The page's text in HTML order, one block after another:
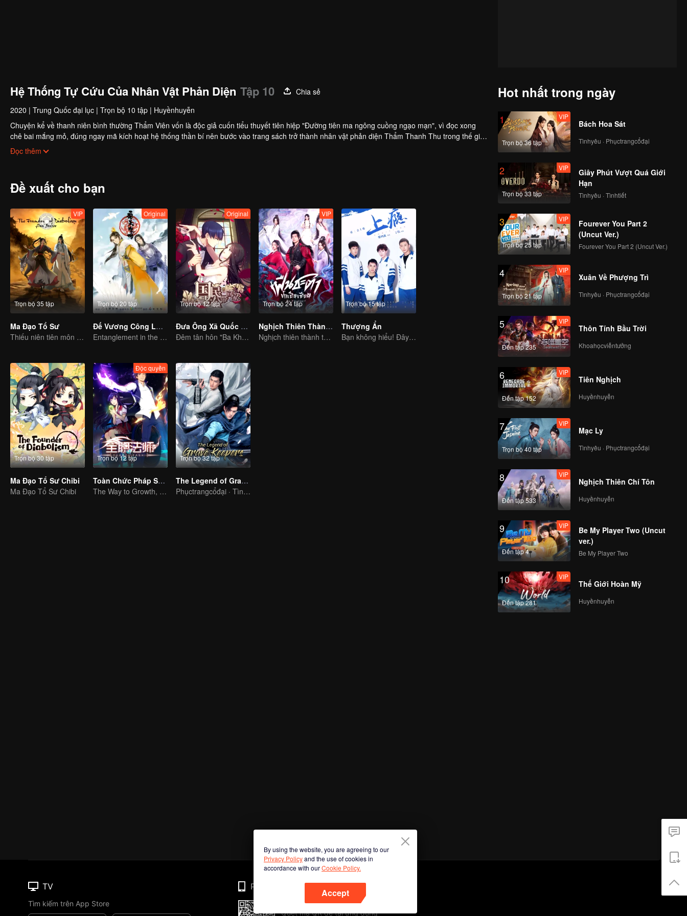
Hệ Thống Tự Cứu Của Nhân Vật Phản Diện Tập 10
Chia sẻ
2020 | Trung Quốc đại lục | Trọn bộ 10 tập | Huyềnhuyễn
Chuyện kể về thanh niên bình thường Thẩm Viên vốn là độc giả cuốn tiểu thuyết tiên hiệp "Đường tiên ma ngông cuồng ngạo mạn", vì đọc xong
chê bai mắng mỏ, đúng ngay mã kích hoạt hệ thống thần bí nên bước vào trang sách trở thành nhân vật phản diện Thẩm Thanh Thu trong thế giới
"Đường tiên ma ngông cuồng ngạo mạn".
Đọc thêm
Đề xuất cho bạn
Trọn bộ 35 tập
VIP
Ma Đạo Tổ Sư
Thiếu niên tiên môn trừ hại xua đuổi ta ma cho người dân
Trọn bộ 20 tập
Original
Đế Vương Công Lược
Entanglement in the palace
Trọn bộ 12 tập
Original
Đưa Ông Xã Quốc Dân Về Nhà (S1)
Đêm tân hôn "Ba Không"
Trọn bộ 24 tập
VIP
Nghịch Thiên Thành Tiên (Bản Tiếng Thái)
Nghịch thiên thành thần chẳng có gì lạ
Trọn bộ 15 tập
Thượng Ẩn
Bạn không hiểu! Đây cũng là tình yêu
Trọn bộ 30 tập
Ma Đạo Tổ Sư Chibi
Ma Đạo Tổ Sư Chibi
Trọn bộ 12 tập
Độc quyền
Toàn Chức Pháp Sư S1
The Way to Growth, Encouragement and Self-improvement
Trọn bộ 32 tập
The Legend of Grave Keepers
Phụctrangcổđại · Tìnhyêu · Tìnhtiết
Hot nhất trong ngày
1
Trọn bộ 36 tập
VIP
Bách Hoa Sát
Tìnhyêu · Phụctrangcổđại
2
Trọn bộ 33 tập
VIP
Giây Phút Vượt Quá Giới
Hạn
Tìnhyêu · Tìnhtiết
3
Trọn bộ 25 tập
VIP
Fourever You Part 2
(Uncut Ver.)
Fourever You Part 2 (Uncut Ver.)
4
Trọn bộ 21 tập
VIP
Xuân Về Phượng Trì
Tìnhyêu · Phụctrangcổđại
5
Đến tập 235
VIP
Thôn Tính Bầu Trời
Khoahọcviễntưởng
6
Đến tập 152
VIP
Tiên Nghịch
Huyềnhuyễn
7
Trọn bộ 40 tập
VIP
Mạc Ly
Tìnhyêu · Phụctrangcổđại
8
Đến tập 533
VIP
Nghịch Thiên Chí Tôn
Huyềnhuyễn
9
Đến tập 4
VIP
Be My Player Two (Uncut
ver.)
Be My Player Two
10
Đến tập 281
VIP
Thế Giới Hoàn Mỹ
Huyềnhuyễn
By using the website, you are agreeing to our
Privacy Policyand the use of cookies in
accordance with ourCookie Policy.
Accept
TV
Tìm kiếm trên App Store
Phone
Quét mã QR để tải ứng dụng